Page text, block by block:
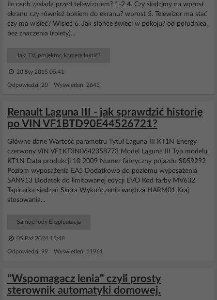
Ile osób zasiada przed telewizorem? 1-2 4. Czy siedzimy na wprost
ekranu czy również bokiem do ekranu? wprost 5. Telewizor ma stać
czy ma wisieć? Wisieć 6. Jak słońce świeci w pokoju? od południea,
bez znaczenia (rolety)...
Jaki TV, projektor, kamerę kupić?
20 Sty 2015 05:41
Odpowiedzi: 20 Wyświetleń: 2643
Renault Laguna III - jak sprawdzić historię
po VIN VF1BTD90E44526721?
Główne dane Wartość parametru Tytuł Laguna III KT1N Energy
czerwony VIN VF1KT3N0642358773 Model Laguna III Typ modelu
KT1N Data produkcji 10 2009 Numer fabryczny pojazdu S059292
Poziom wyposażenia EA5 Dodatkowo do poziomu wyposażenia
SAN913 Dodatek do limitowanej edycji EVO Kod farby MV632
Tapicerka siedzeń Skóra Wykończenie wnętrza HARM01 Kraj
stosowania...
Samochody Eksploatacja
05 Paź 2024 15:48
Odpowiedzi: 99 Wyświetleń: 11961
"Wspomagacz lenia" czyli prosty
sterownik automatyki domowej.